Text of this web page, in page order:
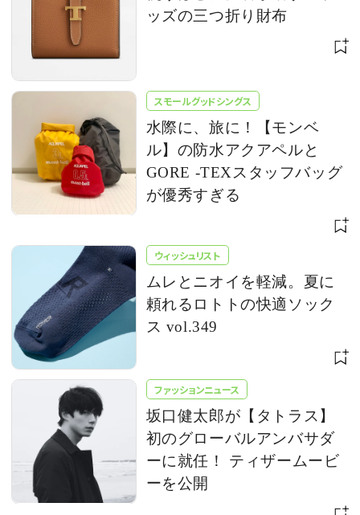
ッズの三つ折り財布
スモールグッドシングス
水際に、旅に！【モンベ
ル】の防水アクアペルと
GORE -TEXスタッフバッグ
が優秀すぎる
ウィッシュリスト
ムレとニオイを軽減。夏に
頼れるロトトの快適ソック
ス vol.349
ファッションニュース
坂口健太郎が【タトラス】
初のグローバルアンバサダ
ーに就任！ ティザームービ
ーを公開